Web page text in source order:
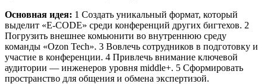
Основная идея: 1 Создать уникальный формат, который
выделит «E-CODE» среди конференций других бигтехов. 2
Погрузить внешнее комьюнити во внутреннюю среду
команды «Ozon Tech». 3 Вовлечь сотрудников в подготовку и
участие в конференции. 4 Привлечь внимание ключевой
аудитории — инженеров уровня middle+. 5 Сформировать
пространство для общения и обмена экспертизой.